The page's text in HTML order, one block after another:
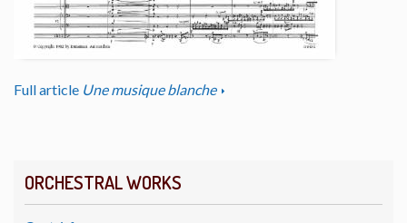
ORCHESTRAL WORKS
Full article Une musique blanche